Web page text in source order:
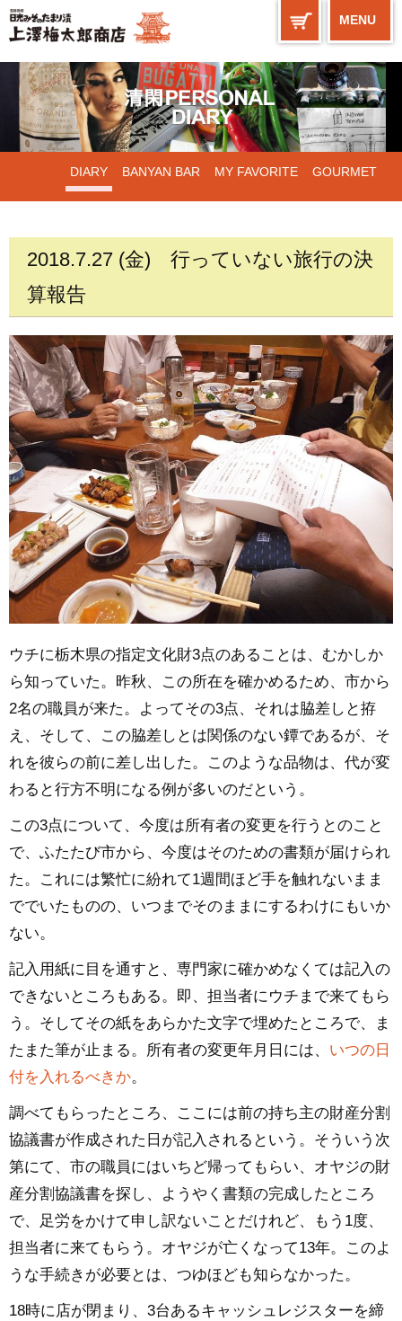
MENU
DIARY BANYAN BAR MY FAVORITE GOURMET
2018.7.27 (金) 行っていない旅行の決
算報告
ウチに栃木県の指定文化財3点のあることは、むかしか
ら知っていた。昨秋、この所在を確かめるため、市から
2名の職員が来た。よってその3点、それは脇差しと拵
え、そして、この脇差しとは関係のない鐔であるが、そ
れを彼らの前に差し出した。このような品物は、代が変
わると行方不明になる例が多いのだという。
この3点について、今度は所有者の変更を行うとのこと
で、ふたたび市から、今度はそのための書類が届けられ
た。これには繁忙に紛れて1週間ほど手を触れないまま
ででいたものの、いつまでそのままにするわけにもいか
ない。
記入用紙に目を通すと、専門家に確かめなくては記入の
できないところもある。即、担当者にウチまで来てもら
う。そしてその紙をあらかた文字で埋めたところで、ま
たまた筆が止まる。所有者の変更年月日には、 いつの日
付を入れるべきか。
調べてもらったところ、ここには前の持ち主の財産分割
協議書が作成された日が記入されるという。そういう次
第にて、市の職員にはいちど帰ってもらい、オヤジの財
産分割協議書を探し、ようやく書類の完成したところ
で、足労をかけて申し訳ないことだけれど、もう1度、
担当者に来てもらう。オヤジが亡くなって13年。このよ
うな手続きが必要とは、つゆほども知らなかった。
18時に店が閉まり、3台あるキャッシュレジスターを締